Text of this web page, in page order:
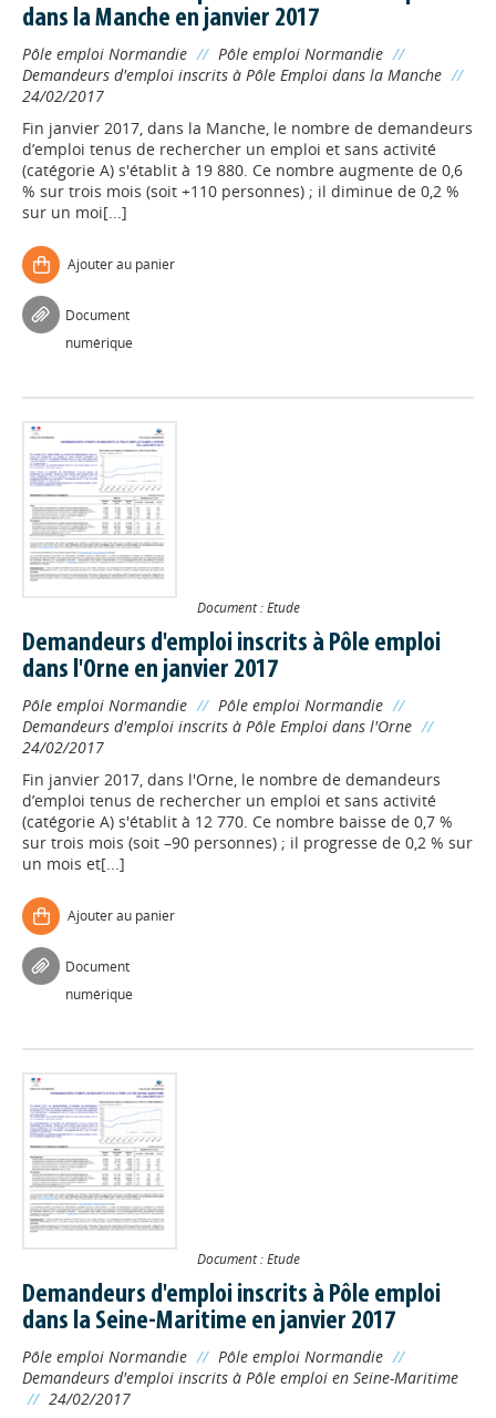
dans la Manche en janvier 2017
Pôle emploi Normandie // Pôle emploi Normandie //
Demandeurs d'emploi inscrits à Pôle Emploi dans la Manche //
24/02/2017
Fin janvier 2017, dans la Manche, le nombre de demandeurs
d’emploi tenus de rechercher un emploi et sans activité
(catégorie A) s'établit à 19 880. Ce nombre augmente de 0,6
% sur trois mois (soit +110 personnes) ; il diminue de 0,2 %
sur un moi[...]
Ajouter au panier
Document
numérique
Document : Etude
Demandeurs d'emploi inscrits à Pôle emploi
dans l'Orne en janvier 2017
Pôle emploi Normandie // Pôle emploi Normandie //
Demandeurs d'emploi inscrits à Pôle Emploi dans l'Orne //
24/02/2017
Fin janvier 2017, dans l'Orne, le nombre de demandeurs
d’emploi tenus de rechercher un emploi et sans activité
(catégorie A) s'établit à 12 770. Ce nombre baisse de 0,7 %
sur trois mois (soit –90 personnes) ; il progresse de 0,2 % sur
un mois et[...]
Ajouter au panier
Document
numérique
Document : Etude
Demandeurs d'emploi inscrits à Pôle emploi
dans la Seine-Maritime en janvier 2017
Pôle emploi Normandie // Pôle emploi Normandie //
Demandeurs d'emploi inscrits à Pôle emploi en Seine-Maritime
// 24/02/2017